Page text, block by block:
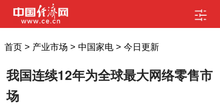
首页> 产业市场 > 中国家电> 今日更新
我国连续12年为全球最大网络零售市
场